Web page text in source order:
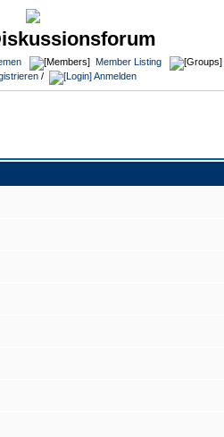
Member Listing
/ Anmelden